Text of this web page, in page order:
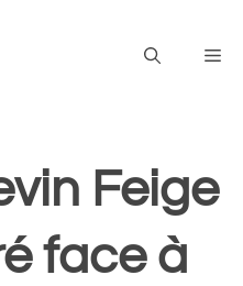
Feige
face à